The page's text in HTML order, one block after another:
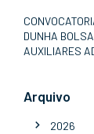
DUNHA
AUXILIARES
Arquivo
2026